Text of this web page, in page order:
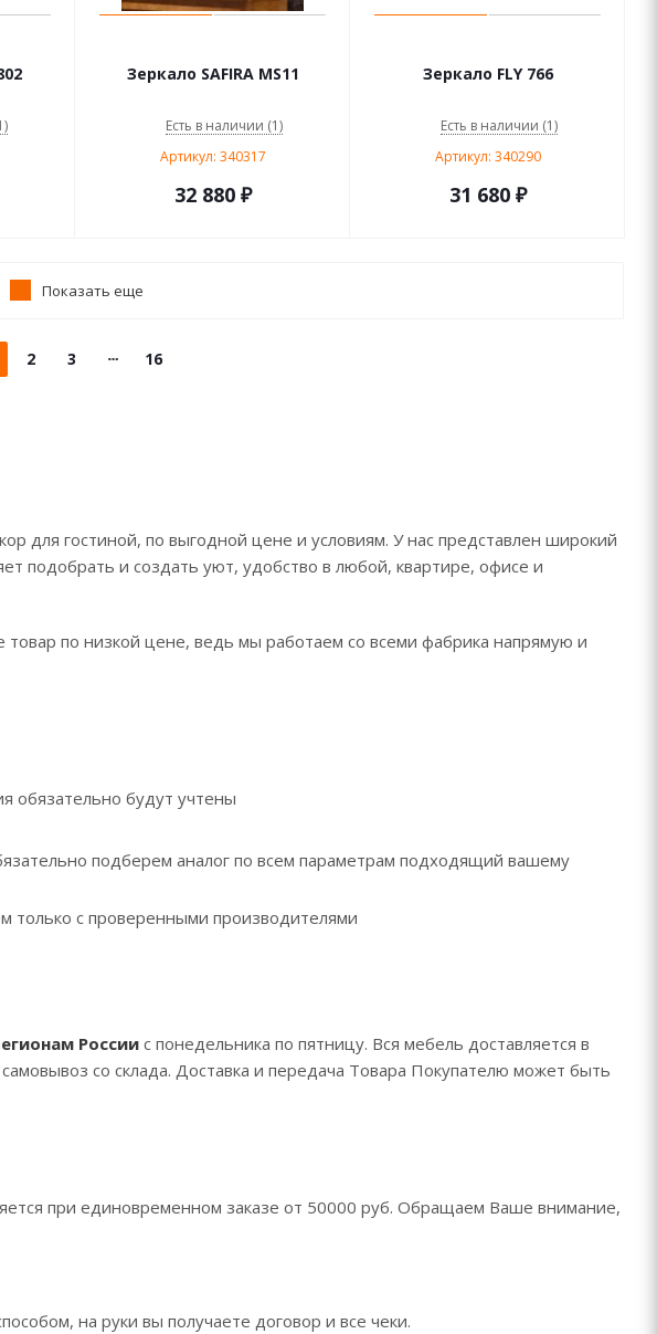
Зеркало SAFIRA MS11
Есть в наличии (1)
Артикул: 340317
32 880₽
Зеркало FLY 766
Есть в наличии (1)
Артикул: 340290
31 680₽
Показать еще
2 3 16
для гостиной, по выгодной цене и условиям. У нас представлен широкий
подобрать и создать уют, удобство в любой, квартире, офисе и
товар по низкой цене, ведь мы работаем со всеми фабрика напрямую и
обязательно будут учтены
подберем аналог по всем параметрам подходящий вашему
только с проверенными производителями
Россиис понедельника по пятницу. Вся мебель доставляется в
со склада. Доставка и передача Товара Покупателю может быть
при единовременном заказе от 50000 руб. Обращаем Ваше внимание,
на руки вы получаете договор и все чеки.